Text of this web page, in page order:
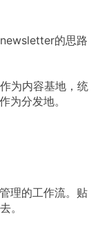
的思路
为内容基地，统
分发地。
理的工作流。贴
。